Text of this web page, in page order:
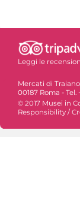
Leggi le
Mercati di
00187 Roma -
© 2017 Musei in
Responsibility /